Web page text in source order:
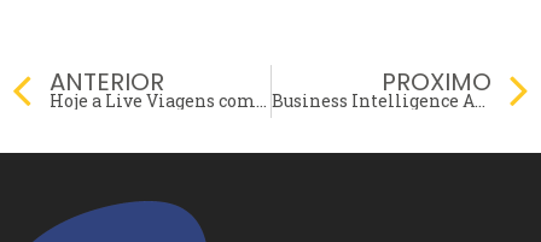
Prev
ANTERIOR
Hoje a Live Viagens completa 11 anos… e confesso que passa um filme na cabeça.
PROXIMO
Business Intelligence Aplicado à Gestão de Viagens Corporativas